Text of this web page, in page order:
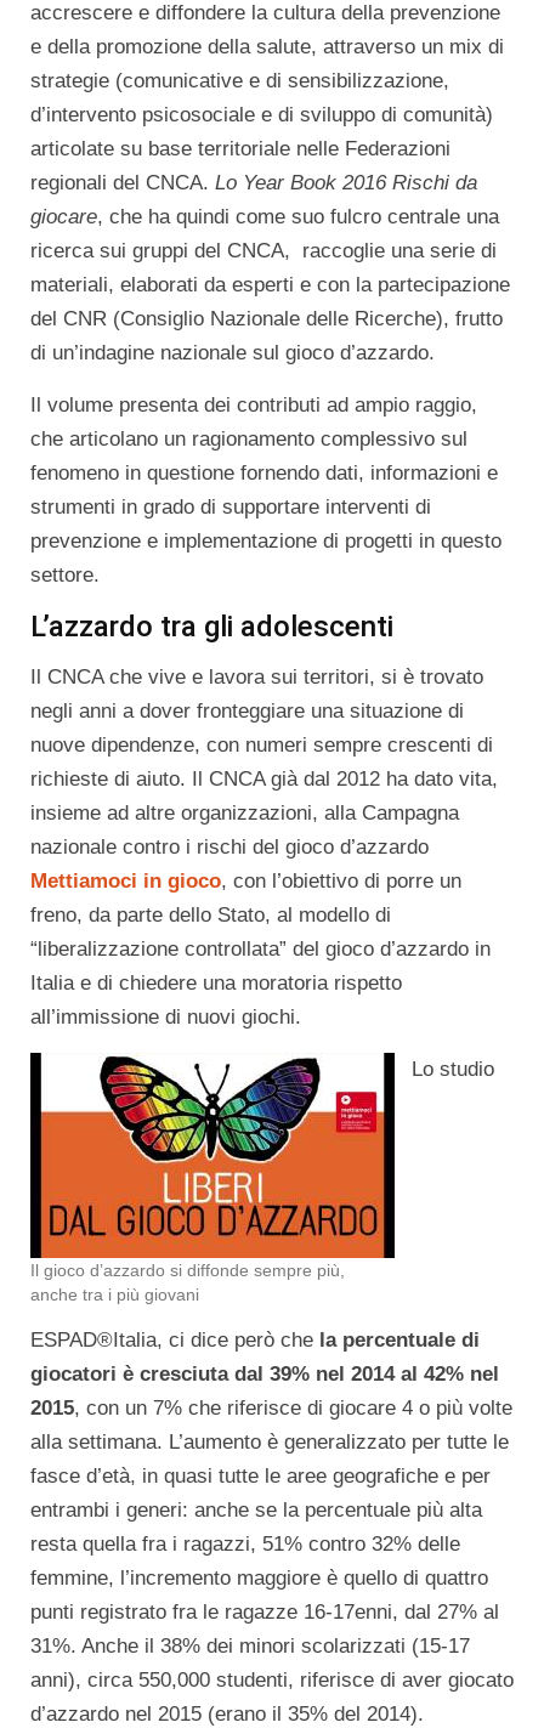
accrescere e diffondere la cultura della prevenzione
e della promozione della salute, attraverso un mix di
strategie (comunicative e di sensibilizzazione,
d’intervento psicosociale e di sviluppo di comunità)
articolate su base territoriale nelle Federazioni
regionali del CNCA. Lo Year Book 2016 Rischi da
giocare, che ha quindi come suo fulcro centrale una
ricerca sui gruppi del CNCA, raccoglie una serie di
materiali, elaborati da esperti e con la partecipazione
del CNR (Consiglio Nazionale delle Ricerche), frutto
di un’indagine nazionale sul gioco d’azzardo.
Il volume presenta dei contributi ad ampio raggio,
che articolano un ragionamento complessivo sul
fenomeno in questione fornendo dati, informazioni e
strumenti in grado di supportare interventi di
prevenzione e implementazione di progetti in questo
settore.
L’azzardo tra gli adolescenti
Il CNCA che vive e lavora sui territori, si è trovato
negli anni a dover fronteggiare una situazione di
nuove dipendenze, con numeri sempre crescenti di
richieste di aiuto. Il CNCA già dal 2012 ha dato vita,
insieme ad altre organizzazioni, alla Campagna
nazionale contro i rischi del gioco d’azzardo
Mettiamoci in gioco, con l’obiettivo di porre un
freno, da parte dello Stato, al modello di
“liberalizzazione controllata” del gioco d’azzardo in
Italia e di chiedere una moratoria rispetto
all’immissione di nuovi giochi.
Il gioco d’azzardo si diffonde sempre più,
anche tra i più giovani
Lo studio
ESPAD®Italia, ci dice però che la percentuale di
giocatori è cresciuta dal 39% nel 2014 al 42% nel
2015, con un 7% che riferisce di giocare 4 o più volte
alla settimana. L’aumento è generalizzato per tutte le
fasce d’età, in quasi tutte le aree geografiche e per
entrambi i generi: anche se la percentuale più alta
resta quella fra i ragazzi, 51% contro 32% delle
femmine, l’incremento maggiore è quello di quattro
punti registrato fra le ragazze 16-17enni, dal 27% al
31%. Anche il 38% dei minori scolarizzati (15-17
anni), circa 550,000 studenti, riferisce di aver giocato
d’azzardo nel 2015 (erano il 35% del 2014).